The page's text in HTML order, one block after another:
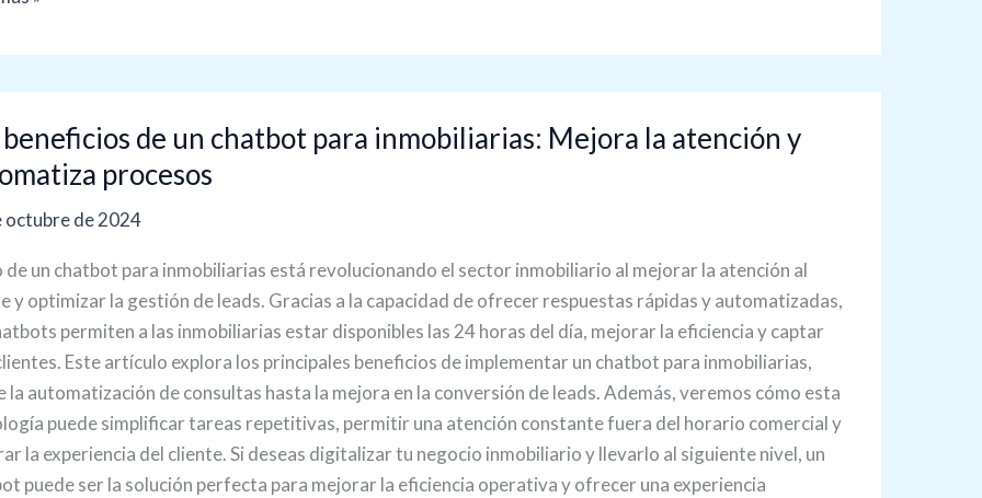
beneficios de un chatbot para inmobiliarias: Mejora la atención y
procesos
octubre de 2024
de un chatbot para inmobiliarias está revolucionando el sector inmobiliario al mejorar la atención al
y optimizar la gestión de leads. Gracias a la capacidad de ofrecer respuestas rápidas y automatizadas,
permiten a las inmobiliarias estar disponibles las 24 horas del día, mejorar la eficiencia y captar
Este artículo explora los principales beneficios de implementar un chatbot para inmobiliarias,
la automatización de consultas hasta la mejora en la conversión de leads. Además, veremos cómo esta
puede simplificar tareas repetitivas, permitir una atención constante fuera del horario comercial y
la experiencia del cliente. Si deseas digitalizar tu negocio inmobiliario y llevarlo al siguiente nivel, un
puede ser la solución perfecta para mejorar la eficiencia operativa y ofrecer una experiencia